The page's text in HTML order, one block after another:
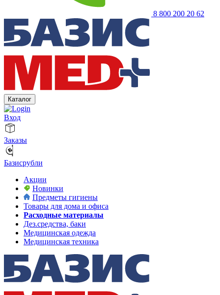
8 800 200 20 62
Каталог
Вход
Заказы
Базисрубли
Акции
Новинки
Предметы гигиены
Товары для дома и офиса
Расходные материалы
Дез.средства, баки
Медицинская одежда
Медицинская техника